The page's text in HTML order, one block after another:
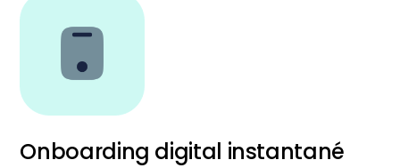
Onboarding digital instantané